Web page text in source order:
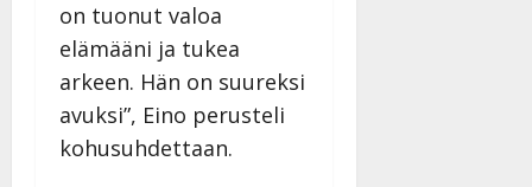
on tuonut valoa
elämääni ja tukea
arkeen. Hän on suureksi
avuksi”, Eino perusteli
kohusuhdettaan.